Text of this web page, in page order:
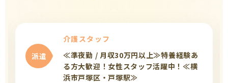
派遣
介護スタッフ
≪準夜勤 / 月収30万円以上≫特養経験あ
る方大歓迎！女性スタッフ活躍中！≪横
浜市戸塚区・戸塚駅≫